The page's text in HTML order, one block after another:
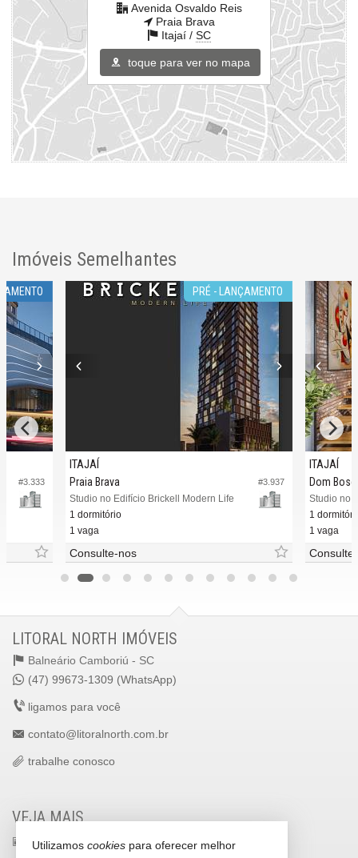
Avenida Osvaldo Reis
Praia Brava
Itajaí / SC
toque para ver no mapa
Imóveis Semelhantes
#3.333
PRÉ - LANÇAMENTO
#3.937
ITAJAÍ
Praia Brava
Studio no Edifício Brickell Modern Life
1 dormitório
1 vaga
Consulte-nos
ITAJAÍ
Dom
Studio no
1
1 vaga
LITORAL NORTH IMÓVEIS
Balneário Camboriú - SC
(47) 99673-1309 (WhatsApp)
ligamos para você
contato@litoralnorth.com.br
trabalhe conosco
VEJA MAIS
receba nosso newsletter
Utilizamos cookies para oferecer melhor